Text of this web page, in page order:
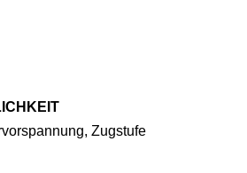
Zugstufe